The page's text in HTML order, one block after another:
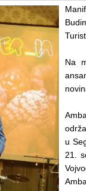
Na
u
21.